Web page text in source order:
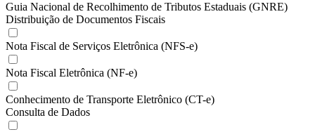
Guia Nacional de Recolhimento de Tributos Estaduais (GNRE)
Distribuição de Documentos Fiscais
Nota Fiscal de Serviços Eletrônica (NFS-e)
Nota Fiscal Eletrônica (NF-e)
Conhecimento de Transporte Eletrônico (CT-e)
Consulta de Dados